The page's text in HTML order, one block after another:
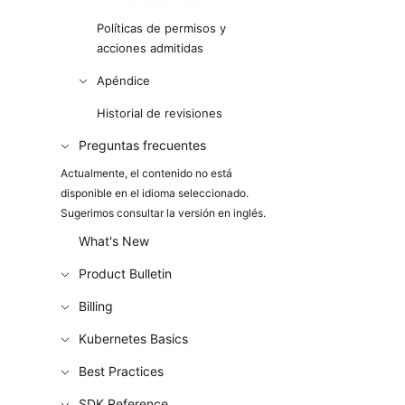
Políticas de permisos y
acciones admitidas
Apéndice
Historial de revisiones
Preguntas frecuentes
Actualmente, el contenido no está
disponible en el idioma seleccionado.
Sugerimos consultar la versión en inglés.
What's New
Product Bulletin
Billing
Kubernetes Basics
Best Practices